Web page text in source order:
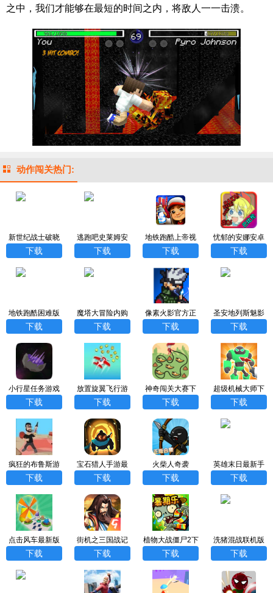
之中，我们才能够在最短的时间之内，将敌人一一击溃。
动作闯关热门:
新世纪战士破晓
破下载正版
下载
逃跑吧史莱姆安
卓版
下载
地铁跑酷上帝视
角版免费
下载
忧郁的安娜安卓
汉化版
下载
地铁跑酷困难版
下载
魔塔大冒险内购
版
下载
像素火影官方正
版
下载
圣安地列斯魅影
GTR豪华版中文
下载
小行星任务游戏
手机版
下载
放置旋翼飞行游
戏正式版
下载
神奇闯关大赛下
载安装手机版
下载
超级机械大师下
载安装手机版
下载
疯狂的布鲁斯游
戏官网版
下载
宝石猎人手游最
新版
下载
火柴人奇袭
下载
英雄末日最新手
机版
下载
点击风车最新版
(Windmill Clicke
下载
街机之三国战记
游戏最新版
下载
植物大战僵尸2下
载安卓最新
下载
洗猪混战联机版
下载